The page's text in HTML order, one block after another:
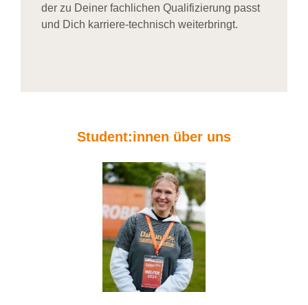
der zu Deiner fachlichen Qualifizierung passt
und Dich karriere-technisch weiterbringt.
Student:innen über uns